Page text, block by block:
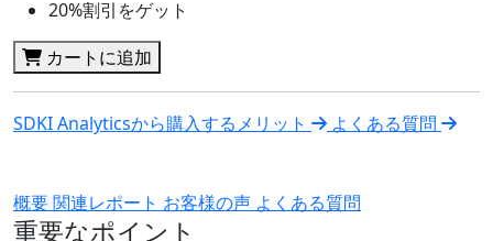
20%割引をゲット
カートに追加
SDKI Analyticsから購入するメリット よくある質問
概要関連レポート お客様の声 よくある質問
重要なポイント